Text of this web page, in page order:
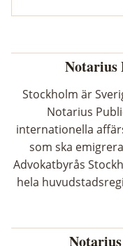
Notarius
Stockholm är
Notarius
internationella
som ska
Advokatbyrås
hela